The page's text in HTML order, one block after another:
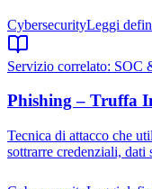
CybersecurityLeggi
Servizio correlato: SOC
Phishing – Truffa
Tecnica di attacco che
sottrarre credenziali,